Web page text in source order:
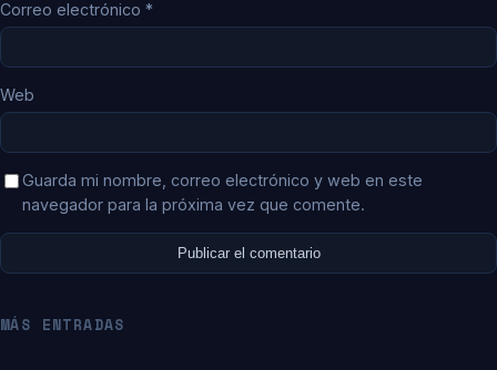
Correo electrónico *
Web
Guarda mi nombre, correo electrónico y web en este
navegador para la próxima vez que comente.
MÁS ENTRADAS